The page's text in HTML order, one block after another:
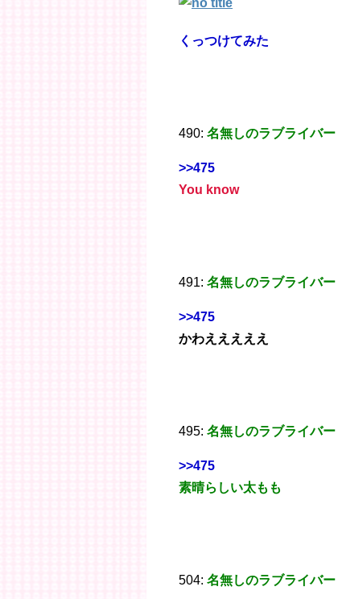
くっつけてみた
490: 名無しのラブライバー
>>475
You know
491: 名無しのラブライバー
>>475
かわえええええ
495: 名無しのラブライバー
>>475
素晴らしい太もも
504: 名無しのラブライバー